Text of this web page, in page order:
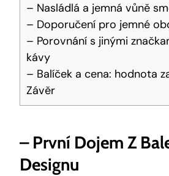
– Nasládlá a jemná vůně
– Doporučení pro jemné
– Porovnání s jinými
kávy
– Balíček a cena: hodnota
Závěr
– První Dojem Z
Designu